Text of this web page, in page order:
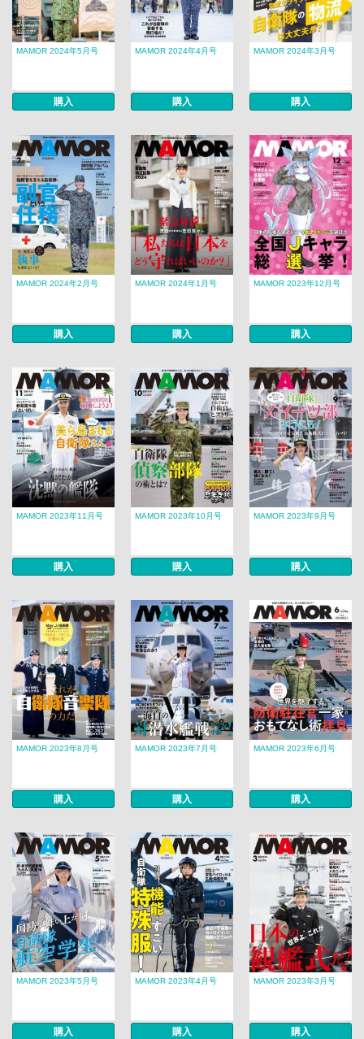
MAMOR 2024年5月号
購入
MAMOR 2024年4月号
購入
MAMOR 2024年3月号
購入
MAMOR 2024年2月号
購入
MAMOR 2024年1月号
購入
MAMOR 2023年12月号
購入
MAMOR 2023年11月号
購入
MAMOR 2023年10月号
購入
MAMOR 2023年9月号
購入
MAMOR 2023年8月号
購入
MAMOR 2023年7月号
購入
MAMOR 2023年6月号
購入
MAMOR 2023年5月号
購入
MAMOR 2023年4月号
購入
MAMOR 2023年3月号
購入